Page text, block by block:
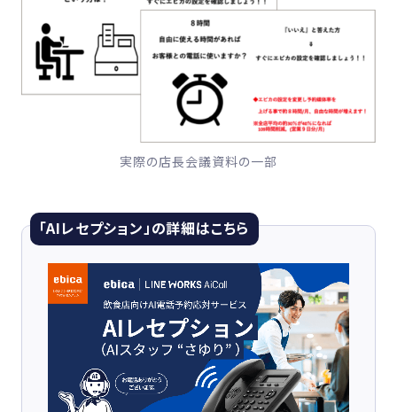
実際の店長会議資料の一部
「AIレセプション」の詳細はこちら